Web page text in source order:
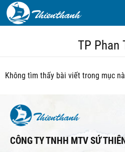
TP Phan
Không tìm thấy bài viết trong mục
CÔNG TY TNHH MTV SỨ